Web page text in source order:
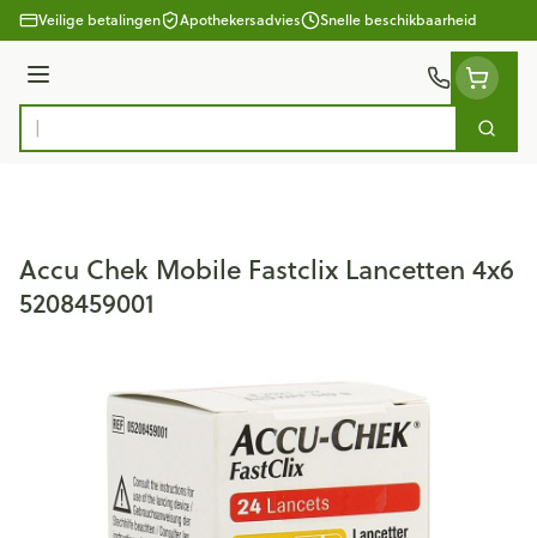
Ga naar de inhoud
Veilige betalingen Apothekersadvies Snelle beschikbaarheid
Menu
Product, merk, categorie...
Zoek
Accu Chek Mobile Fastclix Lancetten 4x6
5208459001